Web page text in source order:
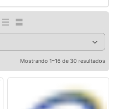
Mostrando 1–16 de 30 resultados